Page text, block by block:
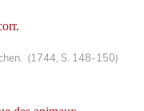
(1744, S. 148-150)